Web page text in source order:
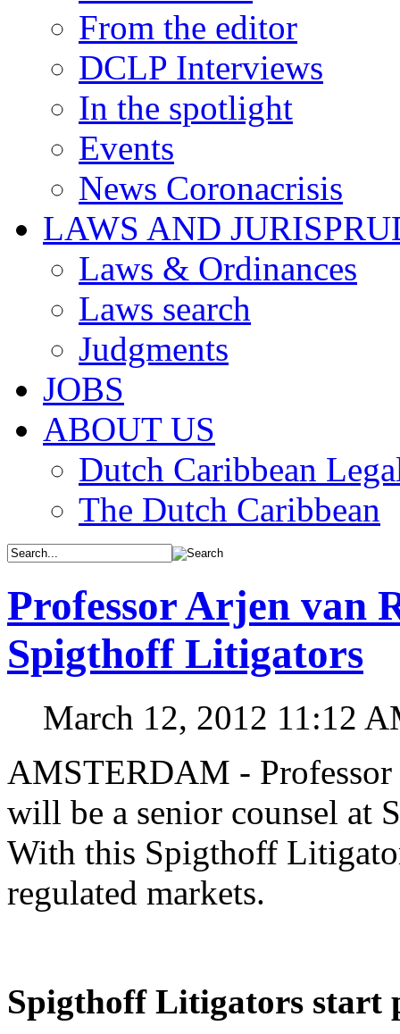
From the editor
DCLP Interviews
In the spotlight
Events
News Coronacrisis
LAWS AND
Laws & Ordinances
Laws search
Judgments
JOBS
ABOUT US
Dutch Caribbean
The Dutch Caribbean
Professor Arjen van
Spigthoff Litigators
March 12, 2012 11:12
AMSTERDAM -
will be a senior counsel at
With this Spigthoff
regulated markets.
Spigthoff Litigators start